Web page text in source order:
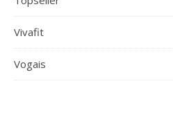
Vivafit
Vogais